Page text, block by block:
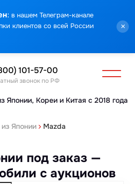
: в нашем Телеграм-канале
клиентов со всей России
×
Японии, Кореи и Китая с 2018 года
101-57-00
звонок по РФ
Японии Mazda
под заказ —
с аукционов